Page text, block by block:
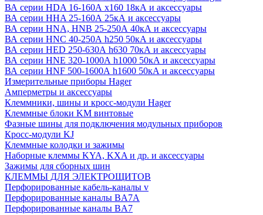
ВА серии HDA 16-160А x160 18кА и аксессуары
ВА серии HHA 25-160А 25кА и аксессуары
ВА серии HNA, HNB 25-250А 40кА и аксессуары
ВА серии HNC 40-250А h250 50кА и аксессуары
ВА серии HED 250-630А h630 70кА и аксессуары
ВА серии HNE 320-1000А h1000 50кА и аксессуары
ВА серии HNF 500-1600А h1600 50кА и аксессуары
Измерительные приборы Hager
Амперметры и аксессуары
Клеммники, шины и кросс-модули Hager
Клеммные блоки KM винтовые
Фазные шины для подключения модульных приборов
Кросс-модули KJ
Клеммные колодки и зажимы
Наборные клеммы KYA, KXA и др. и аксессуары
Зажимы для сборных шин
КЛЕММЫ ДЛЯ ЭЛЕКТРОЩИТОВ
Перфорированные кабель-каналы v
Перфорированные каналы BA7A
Перфорированные каналы BA7